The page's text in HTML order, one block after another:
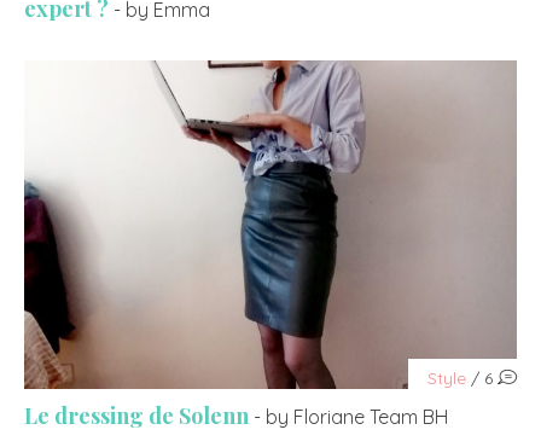
expert ? - by Emma
Style / 6
Le dressing de Solenn - by Floriane Team BH